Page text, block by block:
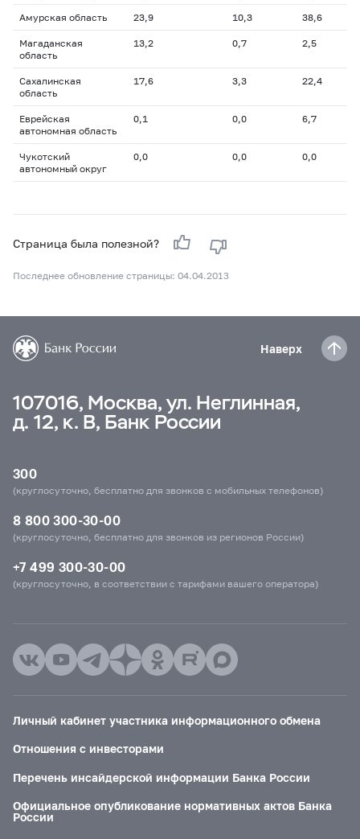
Амурская область 23,9 10,3 38,6
Магаданская
область
13,2 0,7 2,5
Сахалинская
область
17,6 3,3 22,4
Еврейская
автономная область
0,1 0,0 6,7
Чукотский
автономный округ
0,0 0,0 0,0
Страница была полезной?
Последнее обновление страницы: 04.04.2013
Наверх
107016, Москва, ул. Неглинная,
д. 12, к. В, Банк России
300
(круглосуточно, бесплатно для звонков с мобильных телефонов)
8 800 300-30-00
(круглосуточно, бесплатно для звонков из регионов России)
+7 499 300-30-00
(круглосуточно, в соответствии с тарифами вашего оператора)
Личный кабинет участника информационного обмена
Отношения с инвесторами
Перечень инсайдерской информации Банка России
Официальное опубликование нормативных актов Банка
России